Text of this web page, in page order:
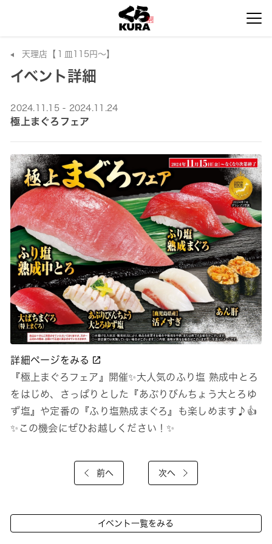
天理店【１皿115円～】
イベント詳細
2024.11.15 - 2024.11.24
極上まぐろフェア
詳細ページをみる
『極上まぐろフェア』開催✨大人気のふり塩 熟成中とろ
をはじめ、さっぱりとした『あぶりびんちょう大とろゆ
ず塩』や定番の『ふり塩熟成まぐろ』も楽しめます♪👍
✨この機会にぜひお越しください！✨
前へ 次へ
イベント一覧をみる